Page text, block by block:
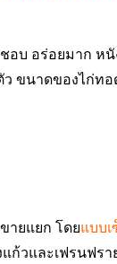
อบ อร่อยมาก ห
ว ขนาดของไก่
ายแยก โดยแบบเ
ก้วและเฟรนฟร